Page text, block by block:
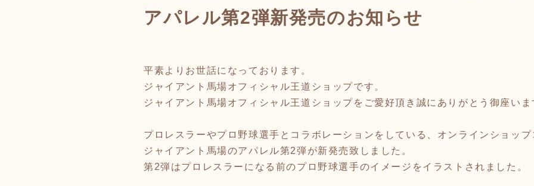
アパレル第2弾新発売のお知らせ
平素よりお世話になっております。
ジャイアント馬場オフィシャル王道ショップです。
ジャイアント馬場オフィシャル王道ショップをご愛好頂き誠にありがとう御座いま
プロレスラーやプロ野球選手とコラボレーションをしている、オンラインショッ
ジャイアント馬場のアパレル第2弾が新発売致しました。
第2弾はプロレスラーになる前のプロ野球選手のイメージをイラストされました。